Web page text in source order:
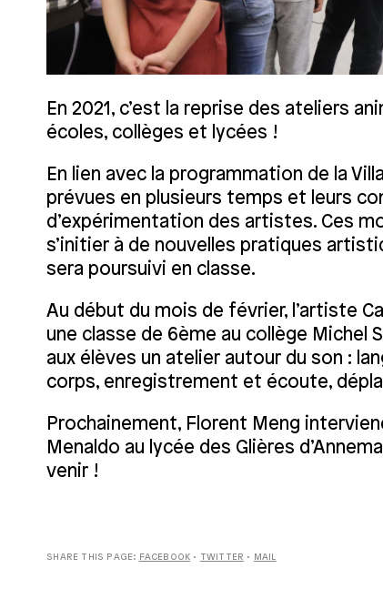
En 2021, c’est la reprise des ateliers
écoles, collèges et lycées !
En lien avec la programmation de la
prévues en plusieurs temps et leurs
d’expérimentation des artistes. Ces
s’initier à de nouvelles pratiques
sera poursuivi en classe.
Au début du mois de février, l’artiste
une classe de 6ème au collège Michel
aux élèves un atelier autour du son :
corps, enregistrement et écoute,
Prochainement, Florent Meng
Menaldo au lycée des Glières
venir !
SHARE THIS PAGE: FACEBOOK • TWITTER • MAIL